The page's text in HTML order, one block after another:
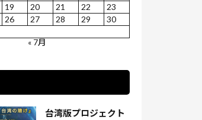
19 20 21 22
23
26 27 28 29
30
« 7月
台湾版プロジェクト